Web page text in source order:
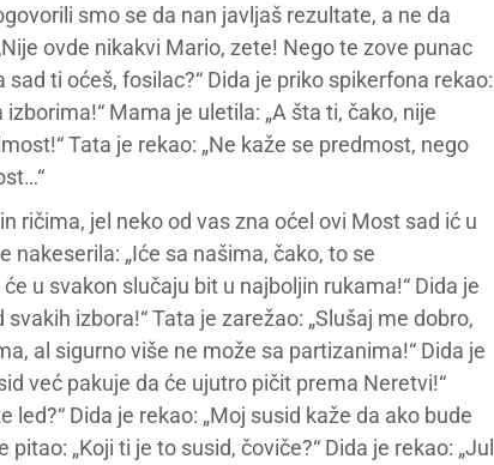
smo se da nan javljaš rezultate, a ne da
ovde nikakvi Mario, zete! Nego te zove punac
sad ti oćeš, fosilac?“ Dida je priko spikerfona rekao:
Mama je uletila: „A šta ti, čako, nije
Tata je rekao: „Ne kaže se predmost, nego
ričima, jel neko od vas zna oćel ovi Most sad ić u
„Iće sa našima, čako, to se
u svakon slučaju bit u najboljin rukama!“ Dida je
izbora!“ Tata je zarežao: „Slušaj me dobro,
al sigurno više ne može sa partizanima!“ Dida je
već pakuje da će ujutro pičit prema Neretvi!“
Dida je rekao: „Moj susid kaže da ako bude
„Koji ti je to susid, čoviče?“ Dida je rekao: „Jul